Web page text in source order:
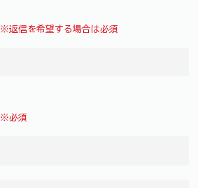
※返信を希望する場合は必須
※必須